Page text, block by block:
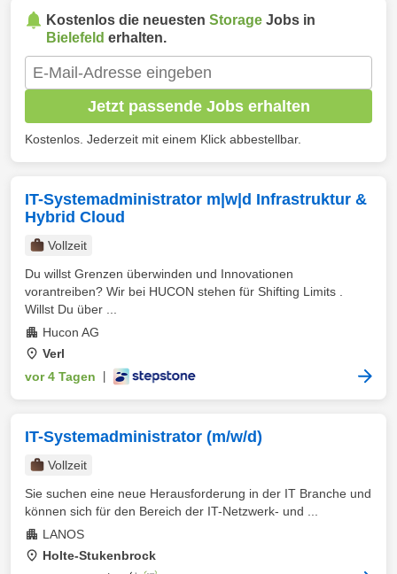
Kostenlos die neuesten Storage Jobs in
Bielefeld erhalten.
Jetzt passende Jobs erhalten
Kostenlos. Jederzeit mit einem Klick abbestellbar.
IT-Systemadministrator m|w|d Infrastruktur &
Hybrid Cloud
Vollzeit
Du willst Grenzen überwinden und Innovationen
vorantreiben? Wir bei HUCON stehen für Shifting Limits .
Willst Du über ...
Hucon AG
Verl
vor 4 Tagen
IT-Systemadministrator (m/w/d)
Vollzeit
Sie suchen eine neue Herausforderung in der IT Branche und
können sich für den Bereich der IT-Netzwerk- und ...
LANOS
Holte-Stukenbrock